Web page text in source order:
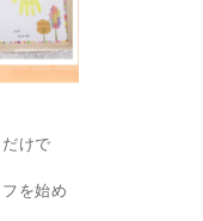
けで
を始め